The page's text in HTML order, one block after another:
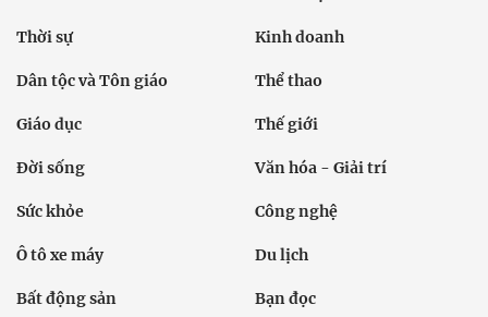
Thời sự Kinh doanh
Dân tộc và Tôn giáo Thể thao
Giáo dục Thế giới
Đời sống Văn hóa - Giải trí
Sức khỏe Công nghệ
Ô tô xe máy Du lịch
Bất động sản Bạn đọc